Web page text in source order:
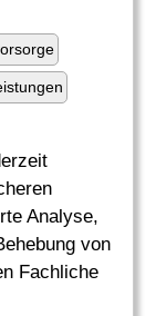
Analyse,
von
Fachliche